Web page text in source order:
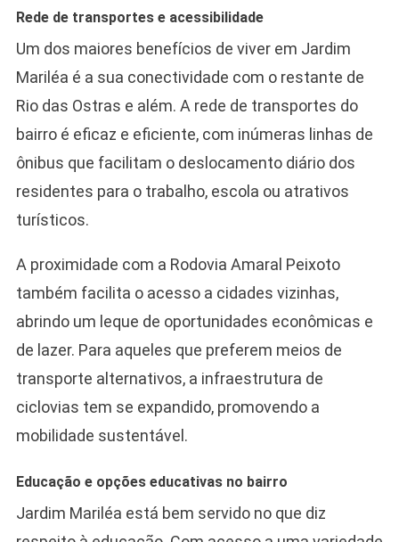
Rede de transportes e acessibilidade
Um dos maiores benefícios de viver em Jardim
Mariléa é a sua conectividade com o restante de
Rio das Ostras e além. A rede de transportes do
bairro é eficaz e eficiente, com inúmeras linhas de
ônibus que facilitam o deslocamento diário dos
residentes para o trabalho, escola ou atrativos
turísticos.
A proximidade com a Rodovia Amaral Peixoto
também facilita o acesso a cidades vizinhas,
abrindo um leque de oportunidades econômicas e
de lazer. Para aqueles que preferem meios de
transporte alternativos, a infraestrutura de
ciclovias tem se expandido, promovendo a
mobilidade sustentável.
Educação e opções educativas no bairro
Jardim Mariléa está bem servido no que diz